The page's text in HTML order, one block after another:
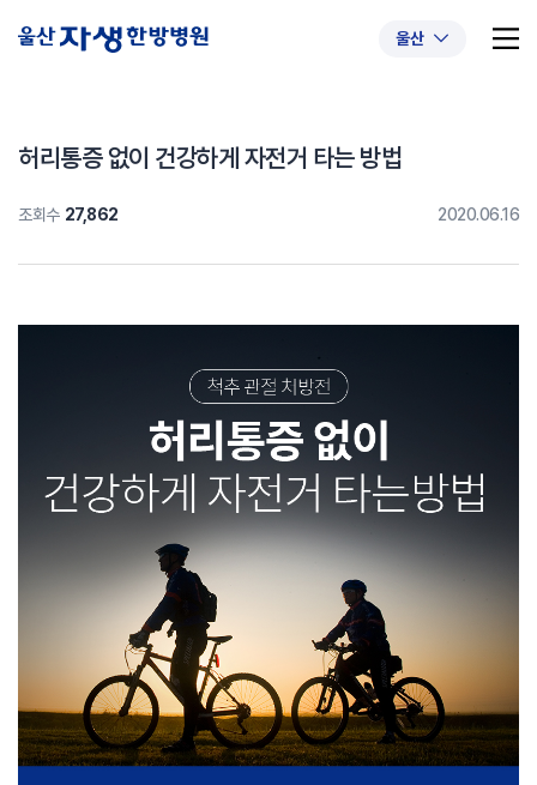
울산
추천 검색어
#교통사고후유증 #허리디스크 #목디스크
허리통증 없이 건강하게 자전거 타는 방법
조회수 27,862 2020.06.16